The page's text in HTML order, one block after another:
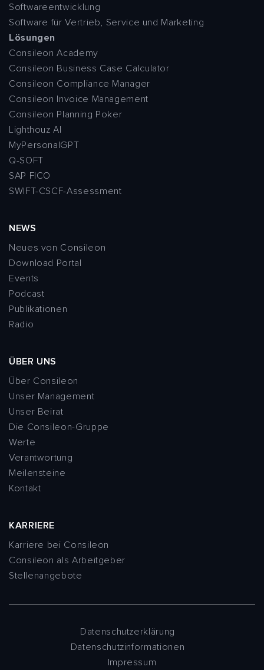
Softwareentwicklung
Software für Vertrieb, Service und Marketing
Lösungen
Consileon Academy
Consileon Business Case Calculator
Consileon Compliance Manager
Consileon Invoice Management
Consileon Planning Poker
Lighthouz AI
MyPersonalGPT
Q-SOFT
SAP FICO
SWIFT-CSCF-Assessment
NEWS
Neues von Consileon
Download Portal
Events
Podcast
Publikationen
Radio
ÜBER UNS
Über Consileon
Unser Management
Unser Beirat
Die Consileon-Gruppe
Werte
Verantwortung
Meilensteine
Kontakt
KARRIERE
Karriere bei Consileon
Consileon als Arbeitgeber
Stellenangebote
Datenschutzerklärung
Datenschutzinformationen
Impressum